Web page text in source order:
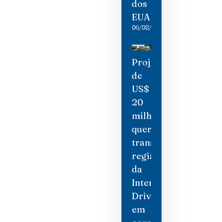
dos
EUA
06/08/2026
Projeto
de
US$
20
milhões
quer
transformar
região
da
International
Drive
em